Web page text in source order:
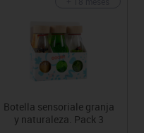
Botella sensoriale granja
y naturaleza. Pack 3